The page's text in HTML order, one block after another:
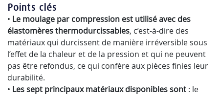
Points clés
• Le moulage par compression est utilisé avec des
élastomères thermodurcissables, c’est-à-dire des
matériaux qui durcissent de manière irréversible sous
l’effet de la chaleur et de la pression et qui ne peuvent
pas être refondus, ce qui confère aux pièces finies leur
durabilité.
• Les sept principaux matériaux disponibles sont : le